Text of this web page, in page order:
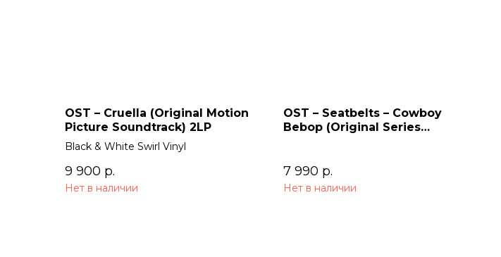
OST – Cruella (Original Motion
Picture Soundtrack) 2LP
Black & White Swirl Vinyl
9 900 р.
Нет в наличии
OST – Seatbelts – Cowboy
Bebop (Original Series
7 990 р.
Нет в наличии